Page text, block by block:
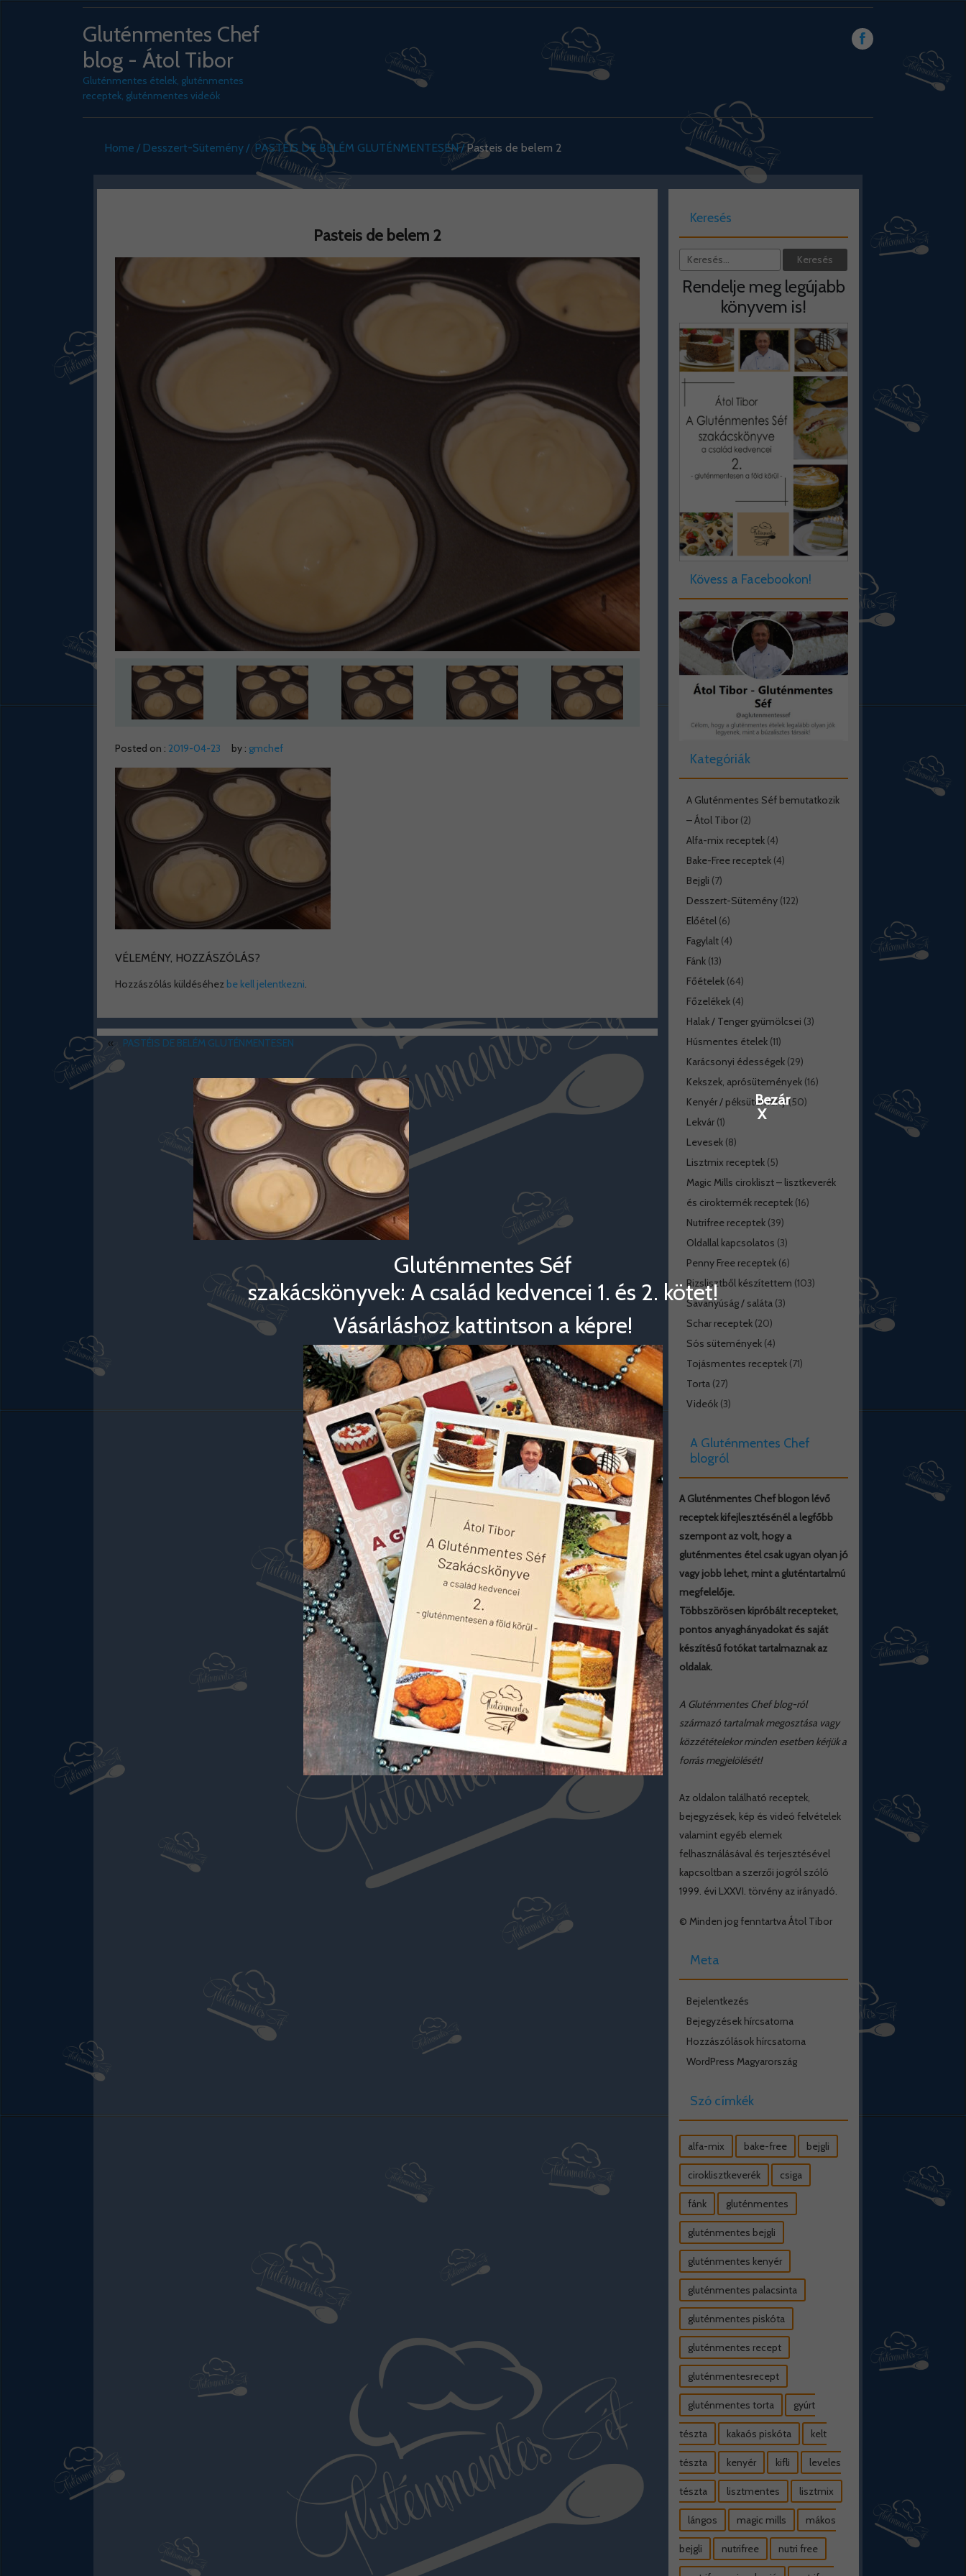
Gluténmentes Chef
blog - Átol Tibor
Gluténmentes ételek, gluténmentes
receptek, gluténmentes videók
Home Desszert-Sütemény PASTÉIS DE BELÉM GLUTÉNMENTESEN Pasteis de belem 2
Pasteis de belem 2
Posted on : 2019-04-23 by : gmchef
VÉLEMÉNY, HOZZÁSZÓLÁS?
Hozzászólás küldéséhez be kell jelentkezni
« PASTÉIS DE BELÉM GLUTÉNMENTESEN
Keresés
Rendelje meg legújabb
könyvem is!
Kövess a Facebookon!
Kategóriák
A Gluténmentes Séf bemutatkozik
– Átol Tibor(2)
Alfa-mix receptek(4)
Bake-Free receptek(4)
Bejgli (7)
Desszert-Sütemény(122)
Előétel(6)
Fagylalt(4)
Fánk(13)
Főételek(64)
Főzelékek(4)
Halak / Tenger gyümölcsei (3)
Húsmentes ételek(11)
Karácsonyi édességek(29)
Kekszek, aprósütemények(16)
Kenyér / péksütemény(50)
Lekvár(1)
Levesek(8)
Lisztmix receptek(5)
Magic Mills cirokliszt – lisztkeverék
és ciroktermék receptek(16)
Nutrifree receptek(39)
Oldallal kapcsolatos (3)
Penny Free receptek(6)
Rizslisztből készítettem (103)
Savanyúság / saláta(3)
Schar receptek(20)
Sós sütemények(4)
Tojásmentes receptek(71)
Torta(27)
Videók(3)
A Gluténmentes Chef
blogról
A Gluténmentes Chef blogon lévő
receptek kifejlesztésénél a legfőbb
szempont az volt, hogy a
gluténmentes étel csak ugyan olyan jó
vagy jobb lehet, mint a gluténtartalmú
megfelelője.
Többszörösen kipróbált recepteket,
pontos anyaghányadokat és saját
készítésű fotókat tartalmaznak az
oldalak.
A Gluténmentes Chef blog-ról
származó tartalmak megosztása vagy
közzétételekor minden esetben kérjük a
forrás megjelölését!
Az oldalon található receptek,
bejegyzések, kép és videó felvételek
valamint egyéb elemek
felhasználásával és terjesztésével
kapcsoltban a szerzői jogról szóló
1999. évi LXXVI. törvény az irányadó.
© Minden jog fenntartva Átol Tibor
Meta
Bejelentkezés
Bejegyzések hírcsatorna
Hozzászólások hírcsatorna
WordPress Magyarország
Szó címkék
alfa-mix bake-free bejgli
ciroklisztkeverék csiga
fánk gluténmentes
gluténmentes bejgli
gluténmentes kenyér
gluténmentes palacsinta
gluténmentes piskóta
gluténmentes recept
gluténmentesrecept
gluténmentes torta gyúrt
tészta kakaós piskóta kelt
tészta kenyér kifli leveles
tészta lisztmentes lisztmix
lángos magic mills mákos
bejgli nutrifree nutri free
Gluténmentes Séf
szakácskönyvek: A család kedvencei 1. és 2. kötet!
Vásárláshoz kattintson a képre!
Bezár
X